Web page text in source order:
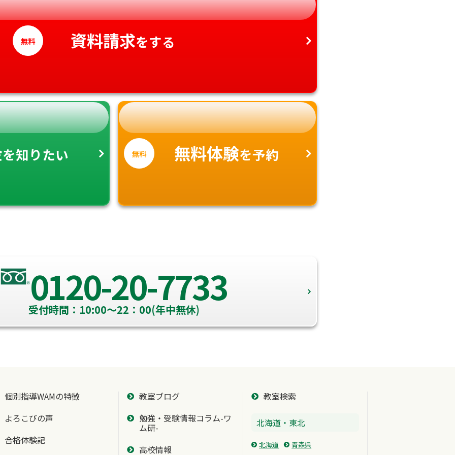
愛知県
愛媛県
高知県
沖縄県
無料 資料請求をする
を知りたい 無料 無料体験を予約
0120-20-7733
受付時間：10:00～22：00(年中無休)
個別指導WAMの特徴
よろこびの声
合格体験記
教室ブログ
勉強・受験情報コラム-ワ
ム研-
高校情報
教室検索
北海道・東北
北海道 青森県